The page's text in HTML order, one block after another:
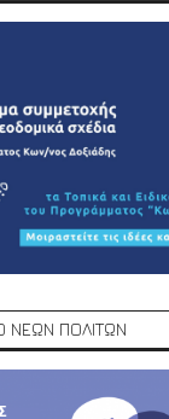
ΝΕΩΝ ΠΟΛΙΤΩΝ